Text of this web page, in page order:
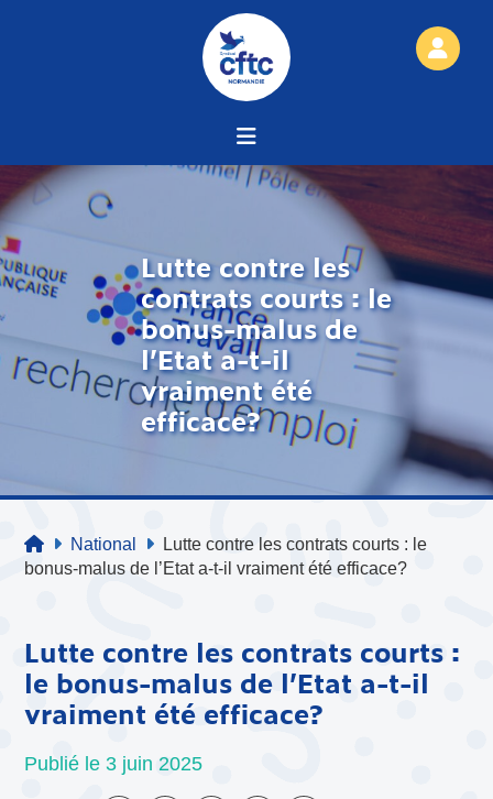
Lutte contre les
contrats courts : le
bonus-malus de
l’Etat a-t-il
vraiment été
efficace?
National
Lutte contre les contrats courts : le
bonus-malus de l’Etat a-t-il vraiment été efficace?
Lutte contre les contrats courts :
le bonus-malus de l’Etat a-t-il
vraiment été efficace?
Publié le 3 juin 2025